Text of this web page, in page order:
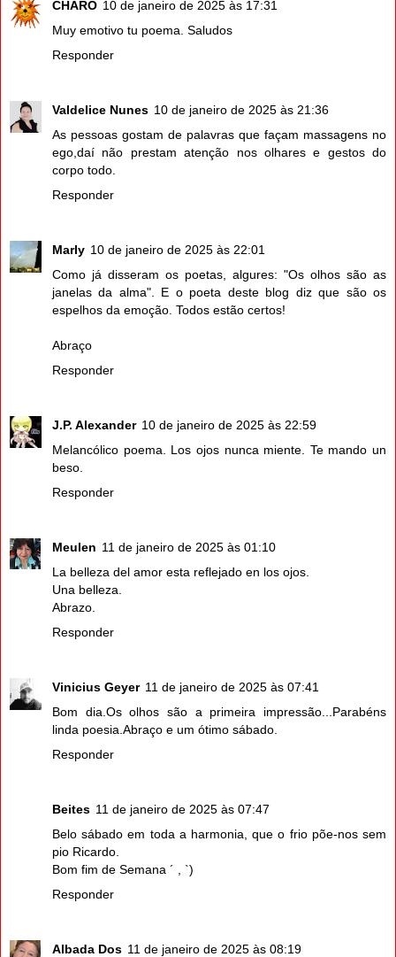
CHARO 10 de janeiro de 2025 às 17:31
Muy emotivo tu poema. Saludos
Responder
Valdelice Nunes 10 de janeiro de 2025 às 21:36
As pessoas gostam de palavras que façam massagens no
ego,daí não prestam atenção nos olhares e gestos do
corpo todo.
Responder
Marly 10 de janeiro de 2025 às 22:01
Como já disseram os poetas, algures: "Os olhos são as
janelas da alma". E o poeta deste blog diz que são os
espelhos da emoção. Todos estão certos!
Abraço
Responder
J.P. Alexander 10 de janeiro de 2025 às 22:59
Melancólico poema. Los ojos nunca miente. Te mando un
beso.
Responder
Meulen 11 de janeiro de 2025 às 01:10
La belleza del amor esta reflejado en los ojos.
Una belleza.
Abrazo.
Responder
Vinicius Geyer 11 de janeiro de 2025 às 07:41
Bom dia.Os olhos são a primeira impressão...Parabéns
linda poesia.Abraço e um ótimo sábado.
Responder
Beites 11 de janeiro de 2025 às 07:47
Belo sábado em toda a harmonia, que o frio põe-nos sem
pio Ricardo.
Bom fim de Semana ´ , `)
Responder
Albada Dos 11 de janeiro de 2025 às 08:19